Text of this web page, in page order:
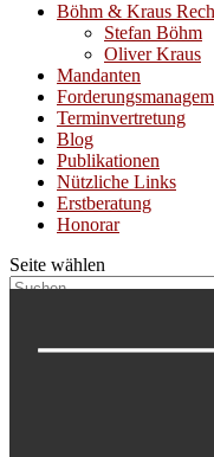
Böhm & Kraus
Stefan Böhm
Oliver Kraus
Mandanten
Terminvertretung
Blog
Publikationen
Nützliche Links
Erstberatung
Honorar
Seite wählen